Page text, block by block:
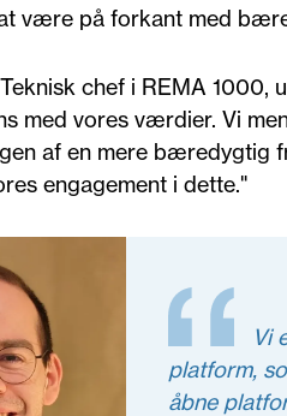
være på forkant med
chef i REMA 1000,
med vores værdier. Vi
af en mere bæredygtig
engagement i dette."
Vi
platform,
åbne